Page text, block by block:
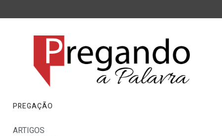
PREGAÇÃO
ARTIGOS